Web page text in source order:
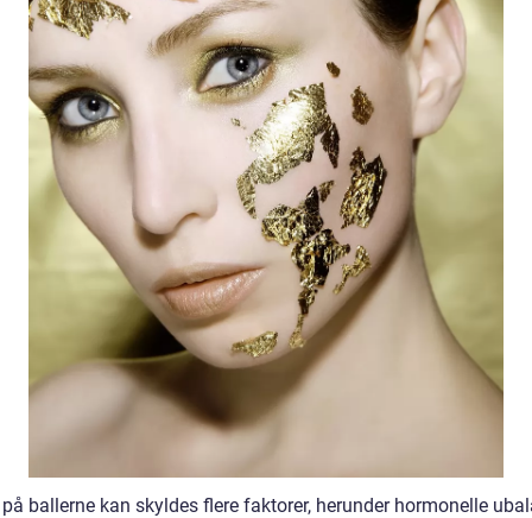
ballerne kan skyldes flere faktorer, herunder hormonelle